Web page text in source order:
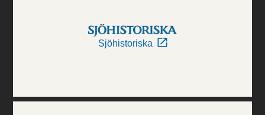
Sjöhistoriska